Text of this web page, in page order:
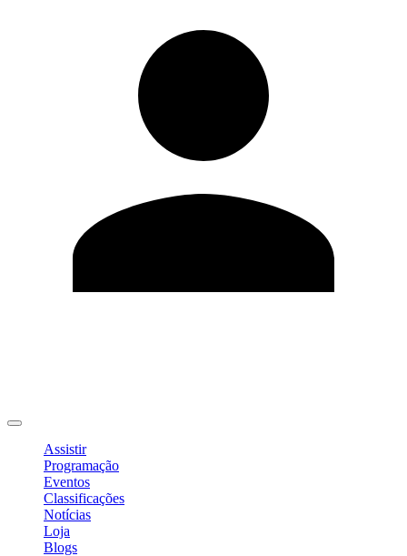
Assistir
Programação
Eventos
Classificações
Notícias
Loja
Blogs